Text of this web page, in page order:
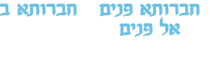
חברותא פנים
אל פנים
חברותא